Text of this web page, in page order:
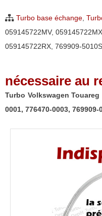
Phaeton
776470-
0001,
776470-
Turbo base échange,
059145722MV, 059145722MX
059145722RX, 769909-5010S
nécessaire au
Turbo Volkswagen
0001, 776470-0003, 769909-